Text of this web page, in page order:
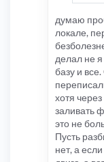
думаю
локале,
делал не
базу и
хотя
заливать
это не
Пусть
нет, а